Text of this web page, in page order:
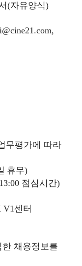
(자유양식)
무평가에 따라
휴무)
점심시간)
V1센터
한 채용정보를